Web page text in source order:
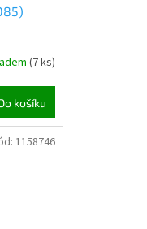
(7 ks)
košíku
1158746